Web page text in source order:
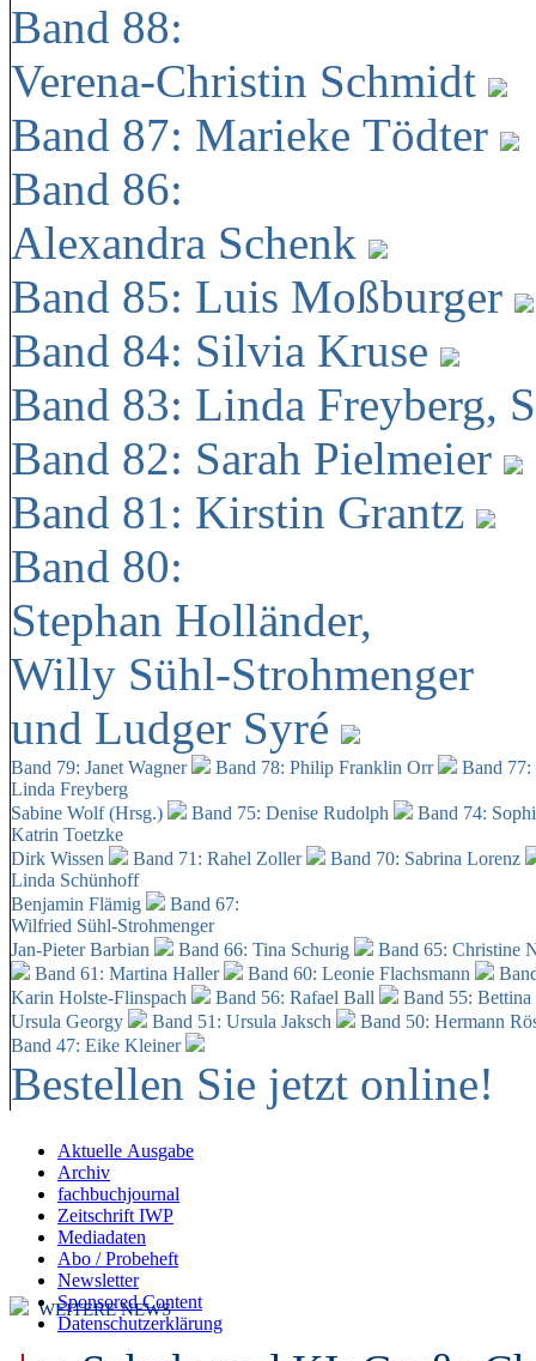
Band 88:
Verena-Christin Schmidt
Band 87: Marieke Tödter
Band 86:
Alexandra Schenk
Band 85: Luis Moßburger
Band 84: Silvia Kruse
Band 83: Linda Freyberg,
Band 82: Sarah Pielmeier
Band 81: Kirstin Grantz
Band 80:
Stephan Holländer,
Willy Sühl-Strohmenger
und Ludger Syré
Band 79: Janet Wagner Band 78: Philip Franklin Orr
Band
Linda Freyberg
Sabine Wolf (Hrsg.)
Band 75: Denise Rudolph
Band 74:
Katrin Toetzke
Dirk Wissen
Band 71: Rahel Zoller
Band 70: Sabrina Lorenz
Linda Schünhoff
Benjamin Flämig
Band 67:
Wilfried Sühl-Strohmenger
Jan-Pieter Barbian
Band 66: Tina Schurig
Band 65: Christine
Band 61: Martina Haller
Band 60: Leonie Flachsmann
Karin Holste-Flinspach
Band 56: Rafael Ball
Band 55:
Ursula Georgy
Band 51: Ursula Jaksch Band 50: Hermann
Band 47: Eike Kleiner
Bestellen Sie jetzt online!
Aktuelle Ausgabe
Archiv
fachbuchjournal
Zeitschrift IWP
Mediadaten
Abo / Probeheft
Newsletter
Sponsored Content
Datenschutzerklärung
WEITERE NEWS